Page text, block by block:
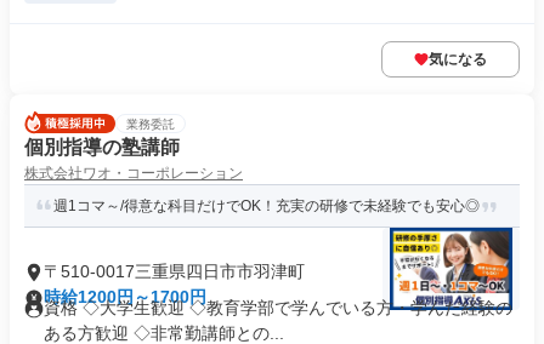
気になる
業務委託
個別指導の塾講師
株式会社ワオ・コーポレーション
週1コマ～/得意な科目だけでOK！充実の研修で未経験でも安心◎
〒510-0017三重県四日市市羽津町
時給1200円～1700円
資格 ◇大学生歓迎 ◇教育学部で学んでいる方・学んだ経験の
ある方歓迎 ◇非常勤講師との...